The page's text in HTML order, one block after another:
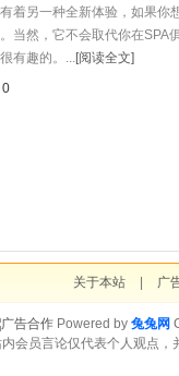
着另一种全新体验，如果
当然，它不会取代你在SPA
有趣的。...[阅读全文]
0
关于本站 广
Powered by 兔兔网
会员言论仅代表个人观点